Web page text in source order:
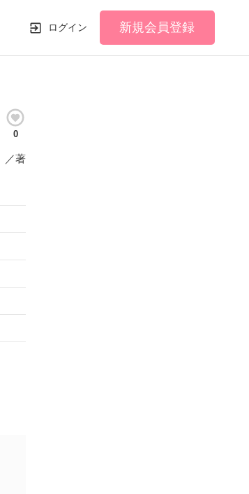
ログイン 新規会員登録
0
／著